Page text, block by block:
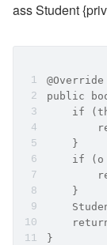
ass Student
@Override
public
if
    }
if (o
    }
}